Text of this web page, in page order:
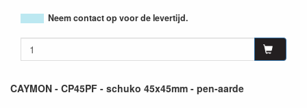
Neem contact op voor de levertijd.
CAYMON - CP45PF - schuko 45x45mm - pen-aarde